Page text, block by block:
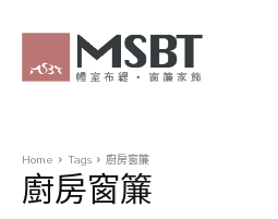
Home Tags 廚房窗簾
廚房窗簾